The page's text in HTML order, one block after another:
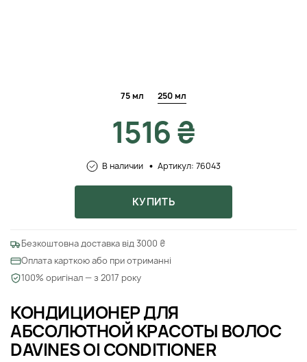
КОНДИЦИОНЕР ДЛЯ
АБСОЛЮТНОЙ КРАСОТЫ ВОЛОС
DAVINES OI CONDITIONER
75 мл 250 мл
1516 ₴
В наличии Артикул: 76043
КУПИТЬ
Безкоштовна доставка від 3000 ₴
Оплата карткою або при отриманні
100% оригінал — з 2017 року